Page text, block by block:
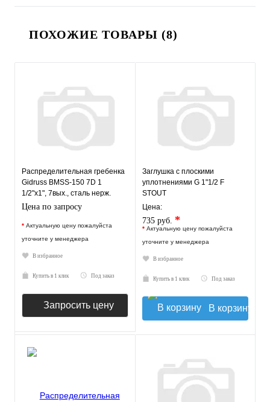
ПОХОЖИЕ ТОВАРЫ (8)
Распределительная гребенка
Gidruss BMSS-150 7D 1
1/2"х1", 7вых., сталь нерж.
Цена по запросу
* Актуальную цену пожалуйста
уточните у менеджера
В избранное
Купить в 1 клик Под заказ
Запросить цену
Заглушка с плоскими
уплотнениями G 1"1/2 F
STOUT
Цена:
735 руб. *
* Актуальную цену пожалуйста
уточните у менеджера
В избранное
Купить в 1 клик Под заказ
В корзину